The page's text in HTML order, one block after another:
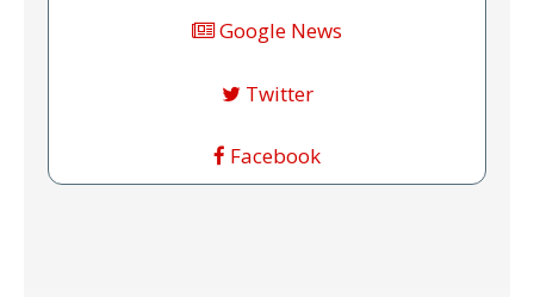
Google News
Twitter
Facebook